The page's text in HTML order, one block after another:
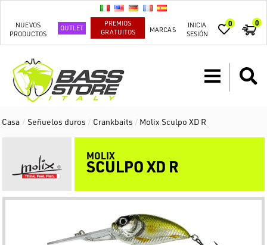
NUEVOS
PRODUCTOS
OUTLET
PREMIOS
GRATUITOS
MARCAS
INICIA
SESIÓN
0 0
Casa / Señuelos duros / Crankbaits / Molix Sculpo XD R
MOLIX
SCULPO XD R